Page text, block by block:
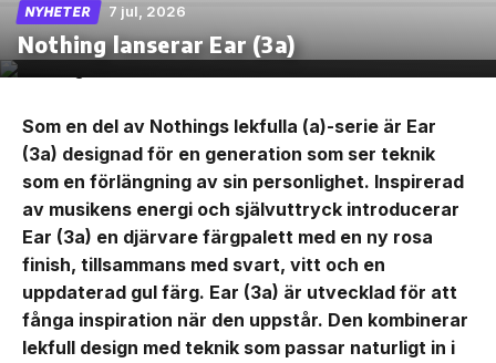
NYHETER 7 jul, 2026
Nothing lanserar Ear (3a)
Som en del av Nothings lekfulla (a)-serie är Ear
(3a) designad för en generation som ser teknik
som en förlängning av sin personlighet. Inspirerad
av musikens energi och självuttryck introducerar
Ear (3a) en djärvare färgpalett med en ny rosa
finish, tillsammans med svart, vitt och en
uppdaterad gul färg. Ear (3a) är utvecklad för att
fånga inspiration när den uppstår. Den kombinerar
lekfull design med teknik som passar naturligt in i